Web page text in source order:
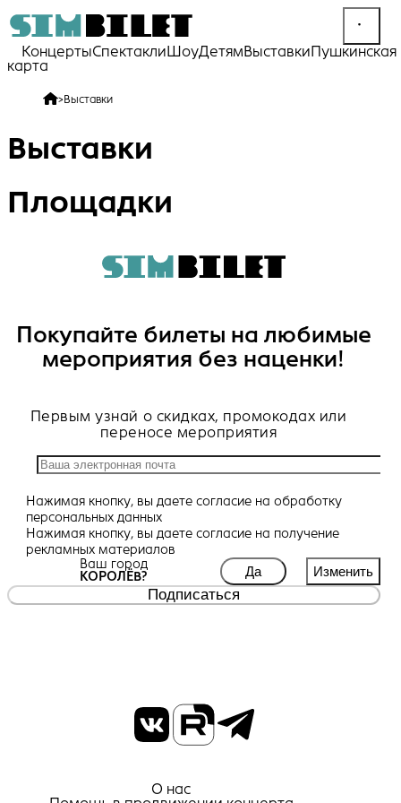
КонцертыСпектакли ШоуДетямВыставкиПушкинская
карта
>Выставки
Выставки
Площадки
Покупайте билеты на любимые
мероприятия без наценки!
Первым узнай о скидках, промокодах или
переносе мероприятия
Нажимая кнопку, вы даете согласие на обработку
персональных данных
Нажимая кнопку, вы даете согласие на получение
рекламных материалов
Ваш город
КОРОЛЁВ?
Да Изменить
Подписаться
О нас